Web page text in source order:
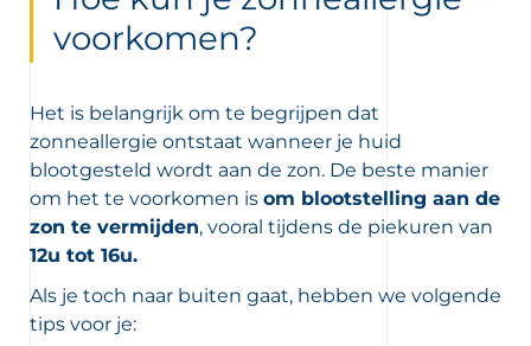
voorkomen?
Het is belangrijk om te begrijpen dat
zonneallergie ontstaat wanneer je huid
blootgesteld wordt aan de zon. De beste manier
om het te voorkomen is om blootstelling aan de
zon te vermijden, vooral tijdens de piekuren van
12u tot 16u.
Als je toch naar buiten gaat, hebben we volgende
tips voor je: